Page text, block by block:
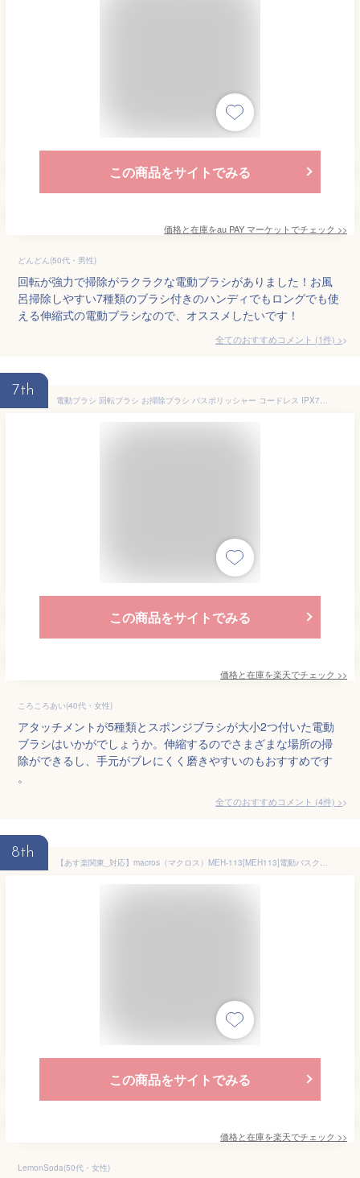
この商品をサイトでみる
価格と在庫をau PAY マーケットでチェック >>
どんどん(50代・男性)
回転が強力で掃除がラクラクな電動ブラシがありました！お風
呂掃除しやすい7種類のブラシ付きのハンディでもロングでも使
える伸縮式の電動ブラシなので、オススメしたいです！
全てのおすすめコメント (1件) >
7th
電動ブラシ 回転ブラシ お掃除ブラシ バスポリッシャー コードレス IPX7 防水 軽量 浴槽 お風呂 浴室 トイレ 洗面台 キッチン コンロ 耐水両回転ブラシ（SA0010WH） 【1年保証】 【安心の国内メーカー】 【日本語説明書】
この商品をサイトでみる
価格と在庫を楽天でチェック >>
ころころあい(40代・女性)
アタッチメントが5種類とスポンジブラシが大小2つ付いた電動
ブラシはいかがでしょうか。伸縮するのでさまざまな場所の掃
除ができるし、手元がブレにくく磨きやすいのもおすすめです
。
全てのおすすめコメント (4件) >
8th
【あす楽関東_対応】macros（マクロス）MEH-113[MEH113]電動バスクリーナーブラシ ロングタイプ/ハンディータイプ[4532141146409]
この商品をサイトでみる
価格と在庫を楽天でチェック >>
LemonSoda(50代・女性)